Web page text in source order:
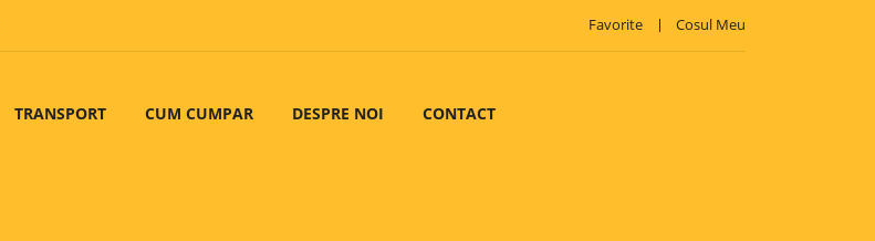
Favorite Cosul Meu
TRANSPORT CUM CUMPAR DESPRE NOI CONTACT